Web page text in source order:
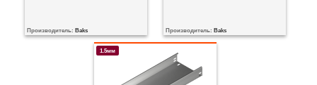
Производитель: Baks Производитель: Baks
1.5мм